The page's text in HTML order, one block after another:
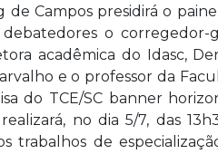
de Campos presidirá o
o corregedor-
acadêmica do Idasc,
e o professor da
do TCE/SC banner
no dia 5/7, das
trabalhos de